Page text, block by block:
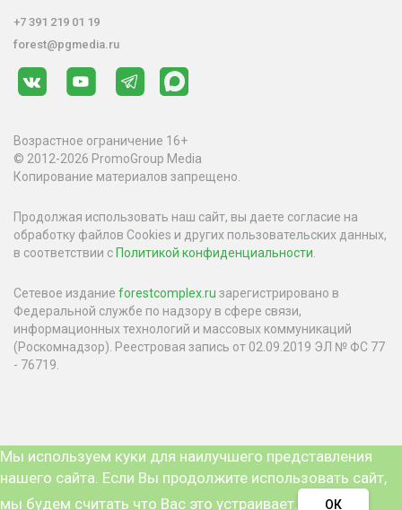
+7 391 219 01 19
forest@pgmedia.ru
Возрастное ограничение 16+
© 2012-2026 PromoGroup Media
Копирование материалов запрещено.
Продолжая использовать наш сайт, вы даете согласие на
обработку файлов Cookies и других пользовательских данных,
в соответствии с Политикой конфиденциальности
Сетевое издание forestcomplex.ru зарегистрировано в
Федеральной службе по надзору в сфере связи,
информационных технологий и массовых коммуникаций
(Роскомнадзор). Реестровая запись от 02.09.2019 ЭЛ № ФС 77
- 76719.
Мы используем куки для наилучшего представления
нашего сайта. Если Вы продолжите использовать сайт,
мы будем считать что Вас это устраивает.
ОК